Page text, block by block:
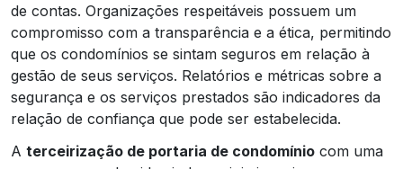
de contas. Organizações respeitáveis possuem um
compromisso com a transparência e a ética, permitindo
que os condomínios se sintam seguros em relação à
gestão de seus serviços. Relatórios e métricas sobre a
segurança e os serviços prestados são indicadores da
relação de confiança que pode ser estabelecida.
A terceirização de portaria de condomínio com uma